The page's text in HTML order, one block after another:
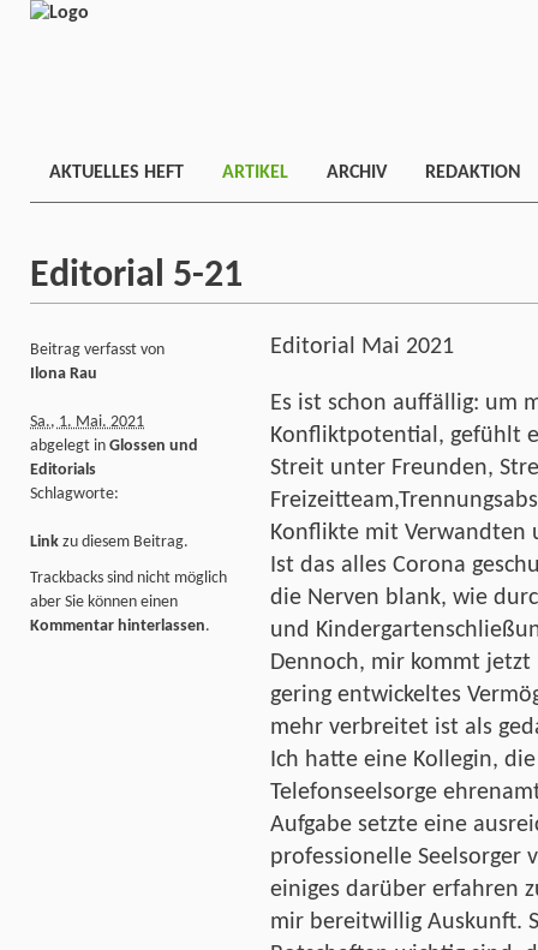
AKTUELLES HEFT ARTIKEL ARCHIV REDAKTION
Editorial 5-21
Editorial Mai 2021
Es ist schon auffällig: um
Konfliktpotential, gefühlt
Streit unter Freunden,
Konflikte mit Verwandten
Ist das alles Corona
die Nerven blank, wie
und
Dennoch, mir kommt
gering entwickeltes
mehr verbreitet ist als
Ich hatte eine Kollegin,
Telefonseelsorge
Aufgabe setzte eine
professionelle Seelsorger
einiges darüber erfahren
mir bereitwillig Auskunft.
Beitrag verfasst von
Ilona Rau
Sa., 1. Mai. 2021
abgelegt in Glossen und
Editorials
Schlagworte:
Link zu diesem Beitrag.
Trackbacks sind nicht möglich
aber Sie können einen
Kommentar hinterlassen.